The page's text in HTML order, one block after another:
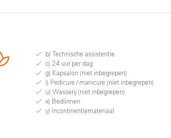
b) Technische assistentie
c) 24 uur per dag
g) Kapsalon (niet inbegrepen)
i) Pedicure / manicure (niet inbegrepen)
u) Wasserij (niet inbegrepen)
x) Bedlinnen
y) Incontinentiemateriaal